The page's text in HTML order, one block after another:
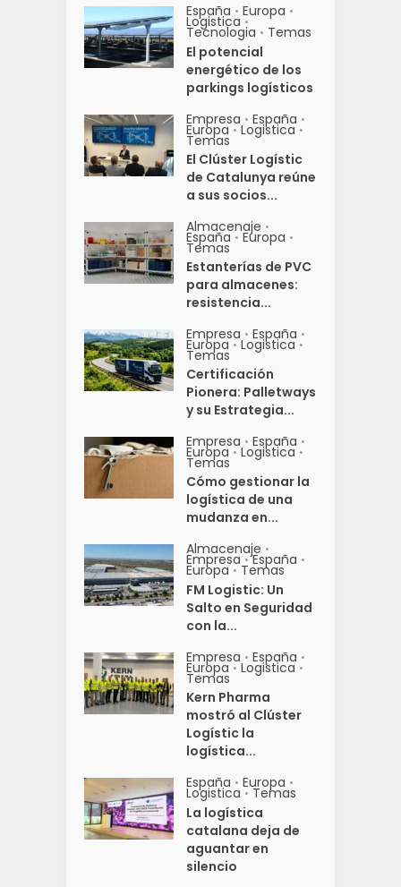
España • Europa •
Logistica •
Tecnologia • Temas
El potencial
energético de los
parkings logísticos
Empresa • España •
Europa • Logistica •
Temas
El Clúster Logístic
de Catalunya reúne
a sus socios...
Almacenaje •
España • Europa •
Temas
Estanterías de PVC
para almacenes:
resistencia...
Empresa • España •
Europa • Logistica •
Temas
Certificación
Pionera: Palletways
y su Estrategia...
Empresa • España •
Europa • Logistica •
Temas
Cómo gestionar la
logística de una
mudanza en...
Almacenaje •
Empresa • España •
Europa • Temas
FM Logistic: Un
Salto en Seguridad
con la...
Empresa • España •
Europa • Logistica •
Temas
Kern Pharma
mostró al Clúster
Logístic la
logística...
España • Europa •
Logistica • Temas
La logística
catalana deja de
aguantar en
silencio